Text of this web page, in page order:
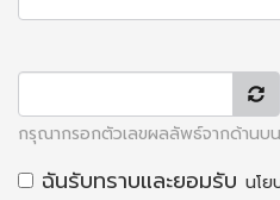
กรุณากรอกตัวเลขผลลัพธ์จากด้านบน
ฉันรับทราบและยอมรับ นโย